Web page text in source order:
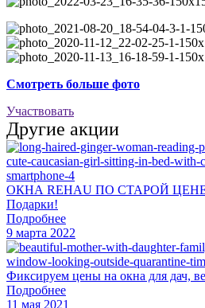
Смотреть больше фото
Участвовать
Другие акции
ОКНА REHAU ПО СТАРОЙ
Подарки!
Подробнее
9 марта 2022
Фиксируем цены на окна для дач,
Подробнее
11 мая 2021